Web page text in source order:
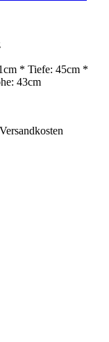
* Tiefe: 45cm *
43cm